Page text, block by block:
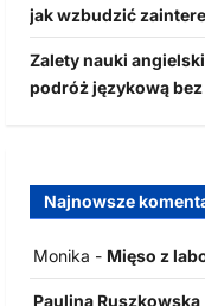
jak wzbudzić
Zalety nauki
podróż językową
Najnowsze
Monika - Mięso z
Paulina Ruszkowska